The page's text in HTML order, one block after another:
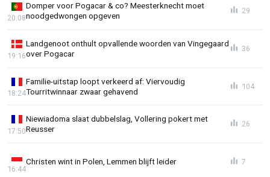
Domper voor Pogacar & co? Meesterknecht moet
noodgedwongen opgeven
20:08
29
Landgenoot onthult opvallende woorden van Vingegaard
over Pogacar
19:16
36
Familie-uitstap loopt verkeerd af: Viervoudig
Tourritwinnaar zwaar gehavend
18:24
104
Niewiadoma slaat dubbelslag, Vollering pokert met
Reusser
17:50
26
Christen wint in Polen, Lemmen blijft leider
16:44
7